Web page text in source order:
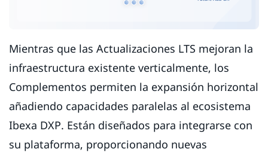
Mientras que las Actualizaciones LTS mejoran la
infraestructura existente verticalmente, los
Complementos permiten la expansión horizontal
añadiendo capacidades paralelas al ecosistema
Ibexa DXP. Están diseñados para integrarse con
su plataforma, proporcionando nuevas